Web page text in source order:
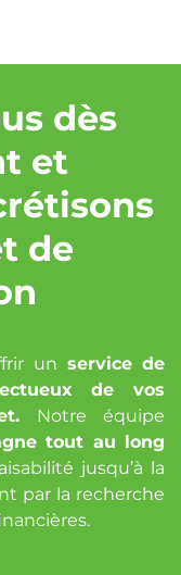
dès
et
de
un service de
de vos
Notre équipe
tout au long
jusqu’à la
par la recherche